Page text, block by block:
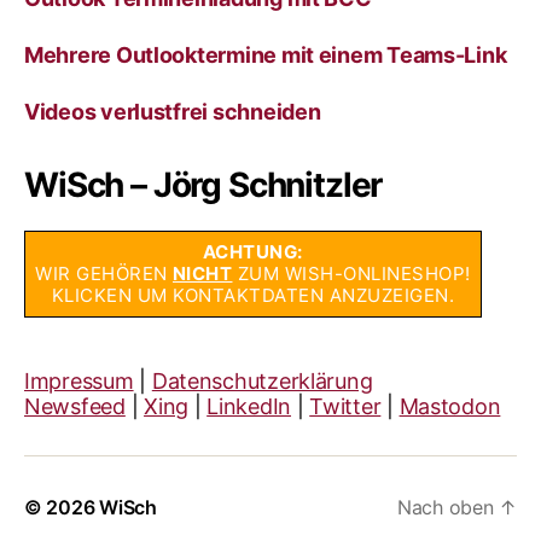
Mehrere Outlooktermine mit einem Teams-Link
Videos verlustfrei schneiden
WiSch – Jörg Schnitzler
ACHTUNG:
WIR GEHÖREN NICHT ZUM WISH-ONLINESHOP!
KLICKEN UM KONTAKTDATEN ANZUZEIGEN.
Impressum
Datenschutzerklärung
Newsfeed |Xing LinkedIn |Twitter Mastodon
© 2026WiSch
Nach oben ↑